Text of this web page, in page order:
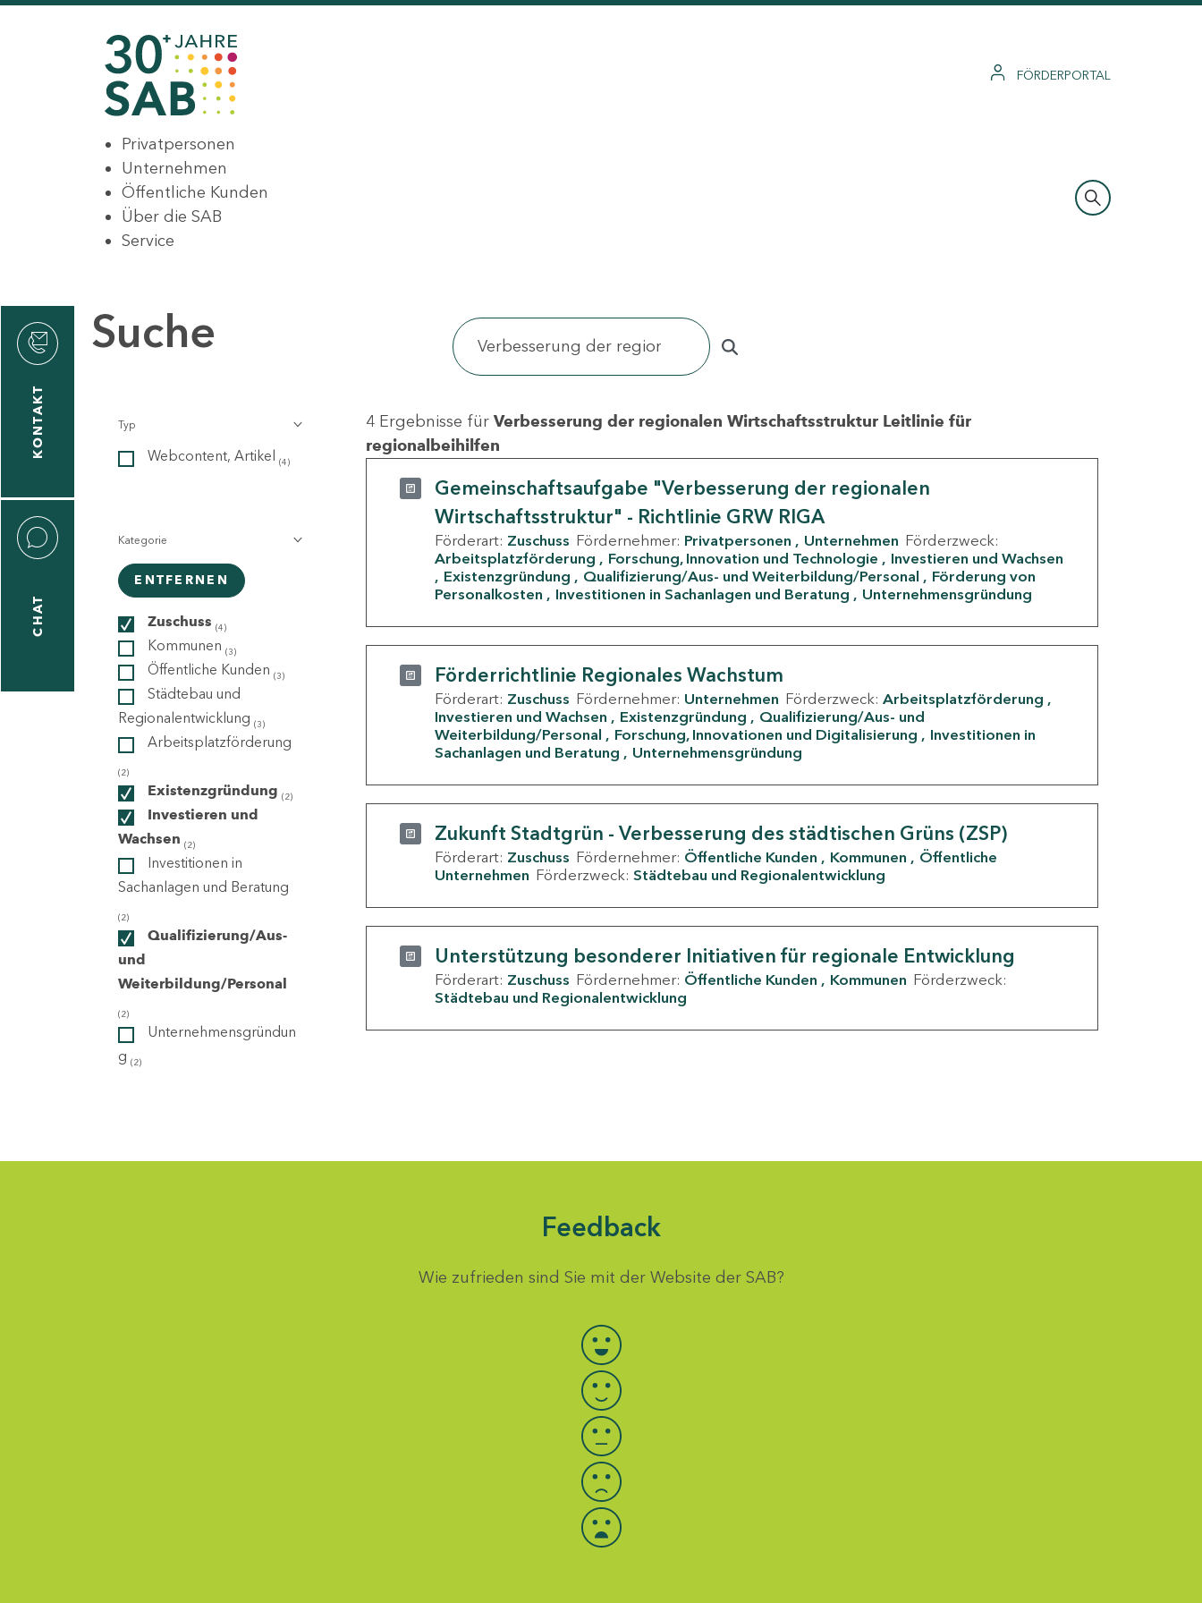
FÖRDERPORTAL
Privatpersonen
Unternehmen
Öffentliche Kunden
Über die SAB
Service
KONTAKT
CHAT
Suche
Typ
Webcontent, Artikel (4)
Kategorie
ENTFERNEN
Zuschuss (4)
Kommunen (3)
Öffentliche Kunden (3)
Städtebau und
Regionalentwicklung (3)
Arbeitsplatzförderung
(2)
Existenzgründung (2)
Investieren und
Wachsen (2)
Investitionen in
Sachanlagen und Beratung
(2)
Qualifizierung/Aus-
und
Weiterbildung/Personal
(2)
Unternehmensgründun
g (2)
4 Ergebnisse für Verbesserung der regionalen Wirtschaftsstruktur Leitlinie für
regionalbeihilfen
Gemeinschaftsaufgabe "Verbesserung der regionalen
Wirtschaftsstruktur" - Richtlinie GRW RIGA
Förderart: Zuschuss Fördernehmer: Privatpersonen Unternehmen Förderzweck:
Arbeitsplatzförderung
Forschung, Innovation und Technologie
Investieren und Wachsen
Existenzgründung
Qualifizierung/Aus- und Weiterbildung/Personal
Förderung von
Personalkosten
Investitionen in Sachanlagen und Beratung Unternehmensgründung
Förderrichtlinie Regionales Wachstum
Förderart: Zuschuss Fördernehmer: Unternehmen Förderzweck: Arbeitsplatzförderung
Investieren und Wachsen
Existenzgründung
Qualifizierung/Aus- und
Weiterbildung/Personal
Forschung, Innovationen und Digitalisierung
Investitionen in
Sachanlagen und Beratung
Unternehmensgründung
Zukunft Stadtgrün - Verbesserung des städtischen Grüns (ZSP)
Förderart: Zuschuss Fördernehmer: Öffentliche Kunden Kommunen
Öffentliche
Unternehmen Förderzweck: Städtebau und Regionalentwicklung
Unterstützung besonderer Initiativen für regionale Entwicklung
Förderart: Zuschuss Fördernehmer: Öffentliche Kunden Kommunen Förderzweck:
Städtebau und Regionalentwicklung
Feedback
Wie zufrieden sind Sie mit der Website der SAB?
Bewertung auswählen